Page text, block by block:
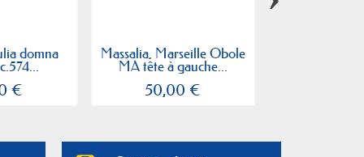
domna
€
Massalia, Marseille Obole
MA tête à gauche...
50,00 €